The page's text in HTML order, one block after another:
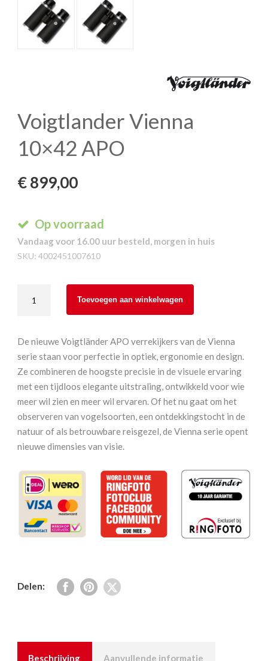
Voigtlander Vienna
10×42 APO
€899,00
Op voorraad
Vandaag voor 16.00 uur besteld, morgen in huis
SKU: 4002451007610
Vienna
APO
aantal
Toevoegen aan winkelwagen
De nieuwe Voigtländer APO verrekijkers van de Vienna
serie staan voor perfectie in optiek, ergonomie en design.
Ze combineren de hoogste precisie in de visuele ervaring
met een tijdloos elegante uitstraling, ontwikkeld voor wie
meer wil zien en meer wil ervaren. Of het nu gaat om het
observeren van vogelsoorten, een ontdekkingstocht in de
natuur of als betrouwbare reisgezel, de Vienna serie opent
nieuwe dimensies van visie.
Delen:
Beschrijving Aanvullende informatie